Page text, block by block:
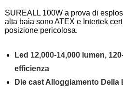
SUREALL 100W a prova di
alta baia sono ATEX e Intertek
posizione pericolosa.
Led 12,000-14,000 lumen,
efficienza
Die cast Alloggiamento Della